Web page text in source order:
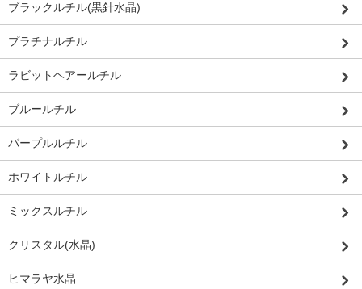
ブラックルチル(黒針水晶)
プラチナルチル
ラビットヘアールチル
ブルールチル
パープルルチル
ホワイトルチル
ミックスルチル
クリスタル(水晶)
ヒマラヤ水晶